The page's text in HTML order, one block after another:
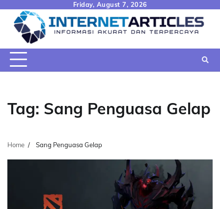
content
Friday, August 7, 2026
Tag: Sang Penguasa Gelap
Home Sang Penguasa Gelap